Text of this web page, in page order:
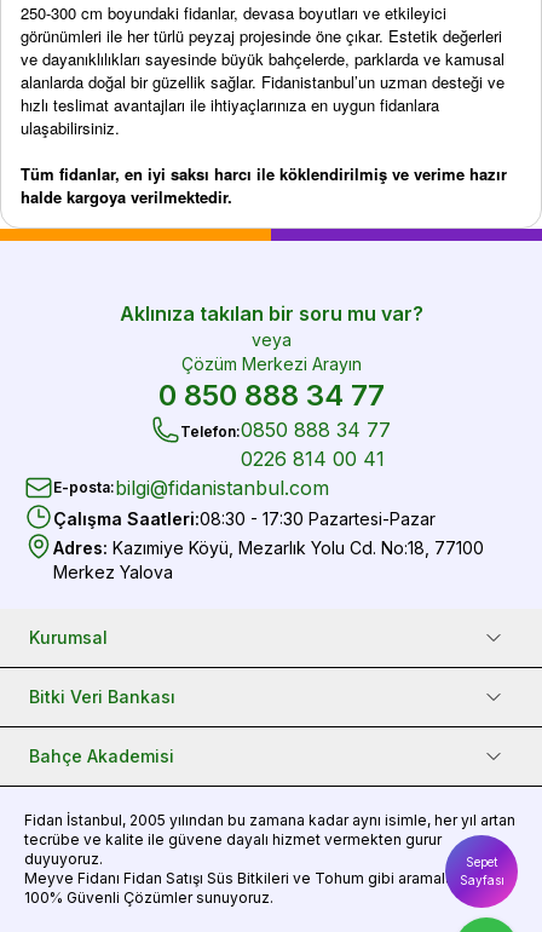
Sepet
Sayfası
250-300 cm boyundaki fidanlar, devasa boyutları ve etkileyici
görünümleri ile her türlü peyzaj projesinde öne çıkar. Estetik değerleri
ve dayanıklılıkları sayesinde büyük bahçelerde, parklarda ve kamusal
alanlarda doğal bir güzellik sağlar. Fidanistanbul’un uzman desteği ve
hızlı teslimat avantajları ile ihtiyaçlarınıza en uygun fidanlara
ulaşabilirsiniz.
Tüm fidanlar, en iyi saksı harcı ile köklendirilmiş ve verime hazır
halde kargoya verilmektedir.
Aklınıza takılan bir soru mu var?
veya
Çözüm Merkezi Arayın
0 850 888 34 77
Telefon:0850 888 34 77
0226 814 00 41
E-posta:bilgi@fidanistanbul.com
Çalışma Saatleri:08:30 - 17:30 Pazartesi-Pazar
Adres: Kazımiye Köyü, Mezarlık Yolu Cd. No:18, 77100
Merkez Yalova
Kurumsal
Bitki Veri Bankası
Bahçe Akademisi
Fidan İstanbul, 2005 yılından bu zamana kadar aynı isimle, her yıl artan
tecrübe ve kalite ile güvene dayalı hizmet vermekten gurur
duyuyoruz.
Meyve Fidanı Fidan Satışı Süs Bitkileri ve Tohum gibi aramalarınız için
100% Güvenli Çözümler sunuyoruz.